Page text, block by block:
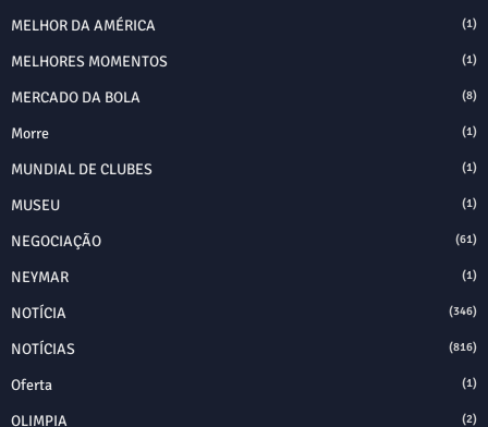
MELHOR DA AMÉRICA (1)
MELHORES MOMENTOS (1)
MERCADO DA BOLA (8)
Morre (1)
MUNDIAL DE CLUBES (1)
MUSEU (1)
NEGOCIAÇÃO (61)
NEYMAR (1)
NOTÍCIA (346)
NOTÍCIAS (816)
Oferta (1)
OLIMPIA (2)